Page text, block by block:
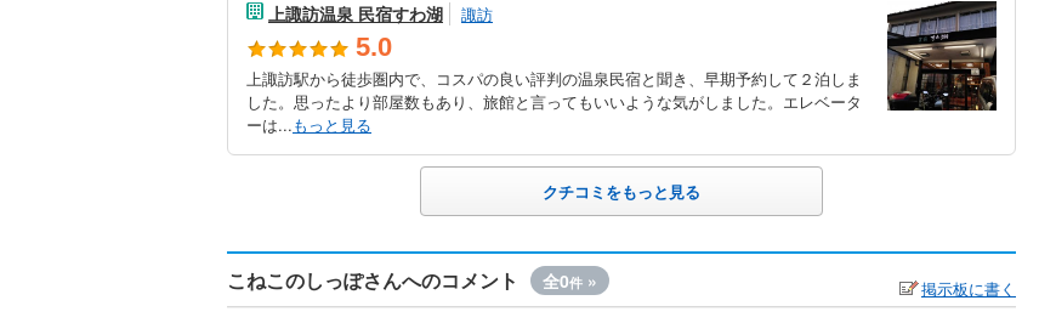
上諏訪温泉 民宿すわ湖 諏訪
5.0
上諏訪駅から徒歩圏内で、コスパの良い評判の温泉民宿と聞き、早期予約して２泊しま
した。思ったより部屋数もあり、旅館と言ってもいいような気がしました。エレベータ
ーは...もっと見る
クチコミをもっと見る
こねこのしっぽさんへのコメント 全0件 » 掲示板に書く